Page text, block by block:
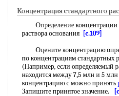
Концентрация стандартного
Определение концентрации
раствора основания [c.109]
Оцените концентрацию
по концентрациям стандартных
(Например, если определяемый
находится между 7,5 млн и 5 млн
концентрацию с можно принять
Запишите принятое значение.